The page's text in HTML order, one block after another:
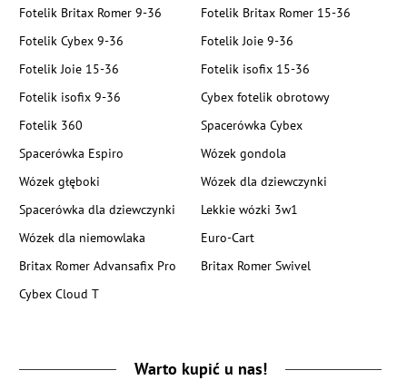
Fotelik Britax Romer 9-36
Fotelik Britax Romer 15-36
Fotelik Cybex 9-36
Fotelik Joie 9-36
Fotelik Joie 15-36
Fotelik isofix 15-36
Fotelik isofix 9-36
Cybex fotelik obrotowy
Fotelik 360
Spacerówka Cybex
Spacerówka Espiro
Wózek gondola
Wózek głęboki
Wózek dla dziewczynki
Spacerówka dla dziewczynki
Lekkie wózki 3w1
Wózek dla niemowlaka
Euro-Cart
Britax Romer Advansafix Pro
Britax Romer Swivel
Cybex Cloud T
Warto kupić u nas!